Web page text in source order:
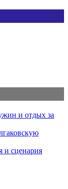
и отдых за
и сценария